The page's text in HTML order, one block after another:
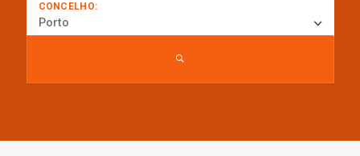
CONCELHO:
Porto